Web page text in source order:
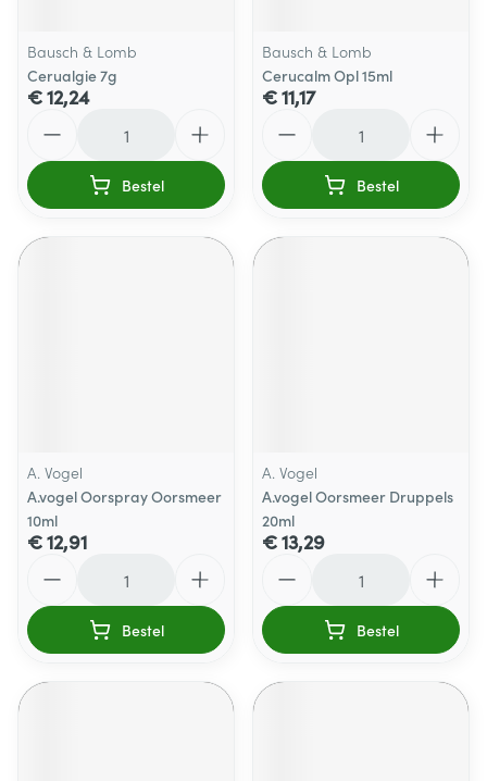
Bausch & Lomb
Cerualgie 7g
€ 12,24
Bestel
Bausch & Lomb
Cerucalm Opl 15ml
€ 11,17
Bestel
A. Vogel
A.vogel Oorspray Oorsmeer
10ml
€ 12,91
Bestel
A. Vogel
A.vogel Oorsmeer Druppels
20ml
€ 13,29
Bestel